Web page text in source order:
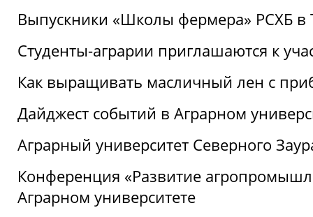
Выпускники «Школы фермера» РСХБ
Студенты-аграрии приглашаются к
Как выращивать масличный лен с
Дайджест событий в Аграрном
Аграрный университет Северного
Конференция «Развитие
Аграрном университете